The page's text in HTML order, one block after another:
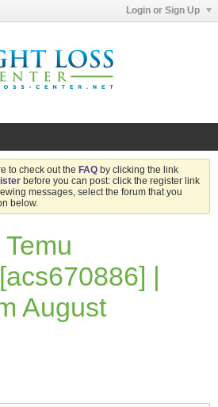
Login or Sign Up
to check out the FAQ by clicking the link
before you can post: click the register link
messages, select the forum that you
below.
|
August